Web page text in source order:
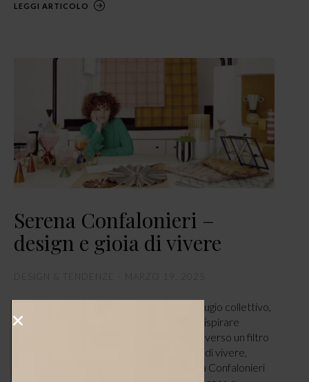
LEGGI ARTICOLO
Serena Confalonieri –
design e gioia di vivere
di Roberta Del Vaglio. Il suo studio è un rifugio collettivo,
dove lavora a diversi progetti lasciandosi ispirare
volentieri dal Bauhaus, declinandolo attraverso un filtro
personale fatto di pura ispirazione e gioia di vivere,
momenti conviviali e colori accesi. Serena Confalonieri